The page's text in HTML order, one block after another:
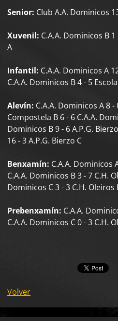
Senior: Club A.A. Dominicos
Xuvenil: C.A.A. Dominicos B
A
Infantil: C.A.A. Dominicos A
C.A.A. Dominicos B 4 - 5
Alevín: C.A.A. Dominicos A 8 -
Compostela B 6 - 6 C.A.A.
Dominicos B 9 - 6 A.P.G.
16 - 3 A.P.G. Bierzo C
Benxamín: C.A.A. Dominicos
C.A.A. Dominicos B 3 - 7 C.H.
Dominicos C 3 - 3 C.H. Oleiros
Prebenxamín: C.A.A.
C.A.A. Dominicos C 0 - 3 C.H.
Volver